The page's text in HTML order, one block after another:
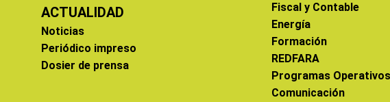
ACTUALIDAD
Noticias
Periódico impreso
Dosier de prensa
Fiscal y Contable
Energía
Formación
REDFARA
Programas Operativos
Comunicación